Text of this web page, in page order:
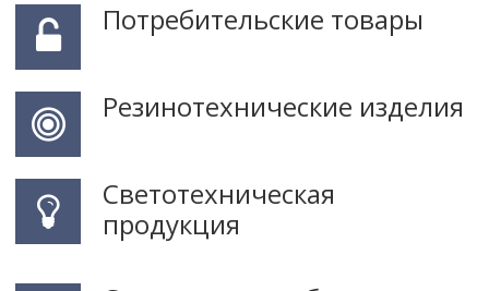
Потребительские товары
Резинотехнические изделия
Светотехническая
продукция